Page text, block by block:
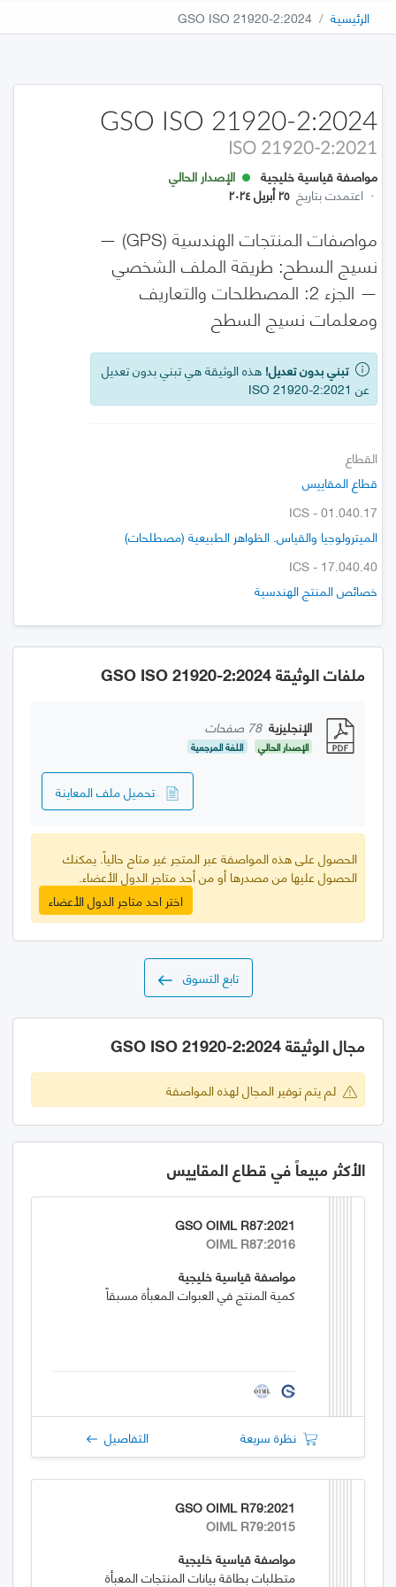
الرئيسية GSO ISO 21920-2:2024
GSO ISO 21920-2:2024
ISO 21920-2:2021
مواصفة قياسية خليجية
الإصدار الحالي
· اعتمدت بتاريخ ٢٥ أبريل ٢٠٢٤
مواصفات المنتجات الهندسية (GPS) —
نسيج السطح: طريقة الملف الشخصي
— الجزء 2: المصطلحات والتعاريف
ومعلمات نسيج السطح
تبني بدون تعديل! هذه الوثيقة هي تبني بدون تعديل
عن ISO 21920-2:2021
القطاع
قطاع المقاييس
ICS - 01.040.17
الميترولوجيا والقياس. الظواهر الطبيعية (مصطلحات)
ICS - 17.040.40
خصائص المنتج الهندسية
ملفات الوثيقة GSO ISO 21920-2:2024
الإنجليزية 78 صفحات
الإصدار الحالي اللغة المرجعية
تحميل ملف المعاينة
الحصول على هذه المواصفة عبر المتجر غير متاح حالياً. يمكنك
الحصول عليها من مصدرها أو من أحد متاجر الدول الأعضاء.
اختر احد متاجر الدول الأعضاء
تابع التسوق
مجال الوثيقة GSO ISO 21920-2:2024
لم يتم توفير المجال لهذه المواصفة
الأكثر مبيعاً في قطاع المقاييس
GSO OIML R87:2021
OIML R87:2016
مواصفة قياسية خليجية
كمية المنتج في العبوات المعبأة مسبقاً
نظرة سريعة التفاصيل
GSO OIML R79:2021
OIML R79:2015
مواصفة قياسية خليجية
متطلبات بطاقة بيانات المنتجات المعبأة